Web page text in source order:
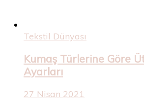
Tekstil Dünyası
Kumaş Türlerine Göre
Ayarları
27 Nisan 2021